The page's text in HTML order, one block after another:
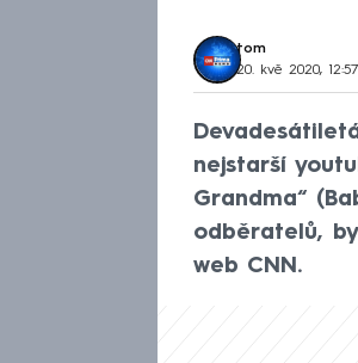
tom
20. kvě 2020, 12:57
nejstarší
Grandma“
odběratelů,
web CNN.